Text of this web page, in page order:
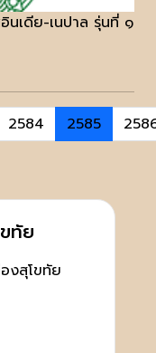
อินเดีย-เนปาล รุ่นที่ ๑
2584 2585
ทัย
งสุโขทัย